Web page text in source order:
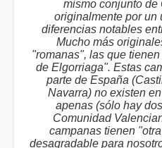
mismo conjunto de
originalmente por un
diferencias notables
Mucho más
"romanas", las que
de Elgorriaga". Estas
parte de España
Navarra) no existen
apenas (sólo hay
Comunidad
campanas tienen
desagradable para